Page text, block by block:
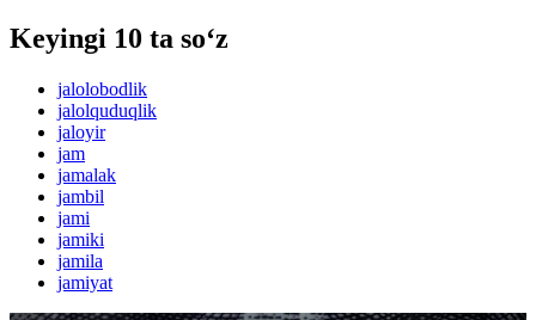
Keyingi 10 ta so‘z
jalolobodlik
jalolquduqlik
jaloyir
jam
jamalak
jambil
jami
jamiki
jamila
jamiyat